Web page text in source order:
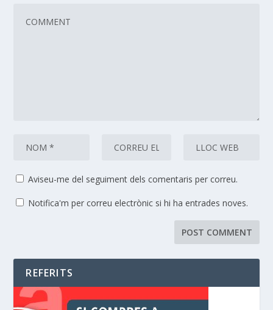
Aviseu-me del seguiment dels comentaris per correu.
Notifica'm per correu electrònic si hi ha entrades noves.
REFERITS